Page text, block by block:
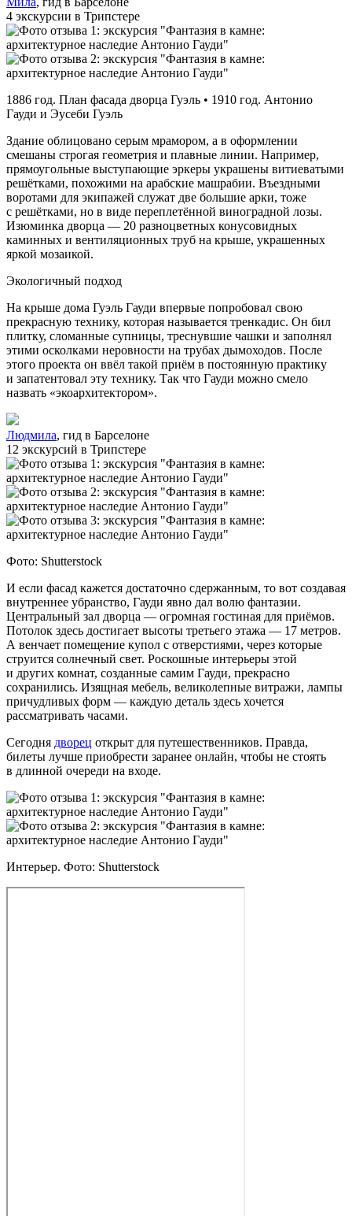
4 экскурсии в Трипстере
1886 год. План фасада дворца Гуэль • 1910 год. Антонио
Гауди и Эусеби Гуэль
Здание облицовано серым мрамором, а в оформлении
смешаны строгая геометрия и плавные линии. Например,
прямоугольные выступающие эркеры украшены витиеватыми
решётками, похожими на арабские машрабии. Въездными
воротами для экипажей служат две большие арки, тоже
с решётками, но в виде переплетённой виноградной лозы.
Изюминка дворца — 20 разноцветных конусовидных
каминных и вентиляционных труб на крыше, украшенных
яркой мозаикой.
Экологичный подход
На крыше дома Гуэль Гауди впервые попробовал свою
прекрасную технику, которая называется тренкадис. Он бил
плитку, сломанные супницы, треснувшие чашки и заполнял
этими осколками неровности на трубах дымоходов. После
этого проекта он ввёл такой приём в постоянную практику
и запатентовал эту технику. Так что Гауди можно смело
назвать «экоархитектором».
Людмила, гид в Барселоне
12 экскурсий в Трипстере
Фото: Shutterstock
И если фасад кажется достаточно сдержанным, то вот создавая
внутреннее убранство, Гауди явно дал волю фантазии.
Центральный зал дворца — огромная гостиная для приёмов.
Потолок здесь достигает высоты третьего этажа — 17 метров.
А венчает помещение купол с отверстиями, через которые
струится солнечный свет. Роскошные интерьеры этой
и других комнат, созданные самим Гауди, прекрасно
сохранились. Изящная мебель, великолепные витражи, лампы
причудливых форм — каждую деталь здесь хочется
рассматривать часами.
Сегодня дворец открыт для путешественников. Правда,
билеты лучше приобрести заранее онлайн, чтобы не стоять
в длинной очереди на входе.
Интерьер. Фото: Shutterstock